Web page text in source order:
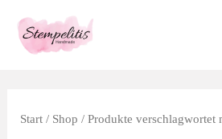
Inhalt
springen
Start/ Shop / Produkte verschlagwortet